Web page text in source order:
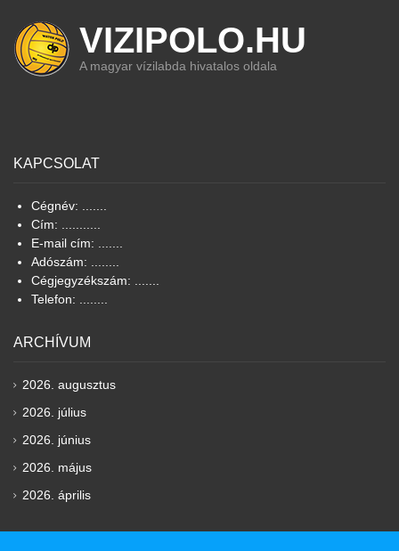
VIZIPOLO.HU
A magyar vízilabda hivatalos oldala
KAPCSOLAT
Cégnév: .......
Cím: ...........
E-mail cím: .......
Adószám: ........
Cégjegyzékszám: .......
Telefon: ........
ARCHÍVUM
2026. augusztus
2026. július
2026. június
2026. május
2026. április